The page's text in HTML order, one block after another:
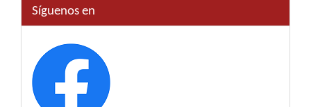
Síguenos en